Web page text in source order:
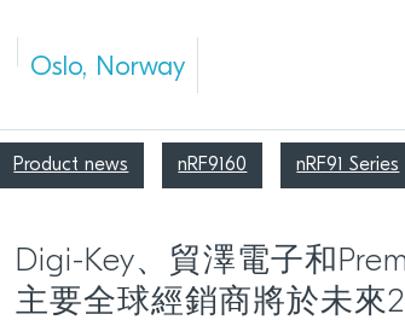
Oslo, Norway
Product news nRF9160 nRF91 Series
Digi-Key、貿澤電子和
主要全球經銷商將於未來